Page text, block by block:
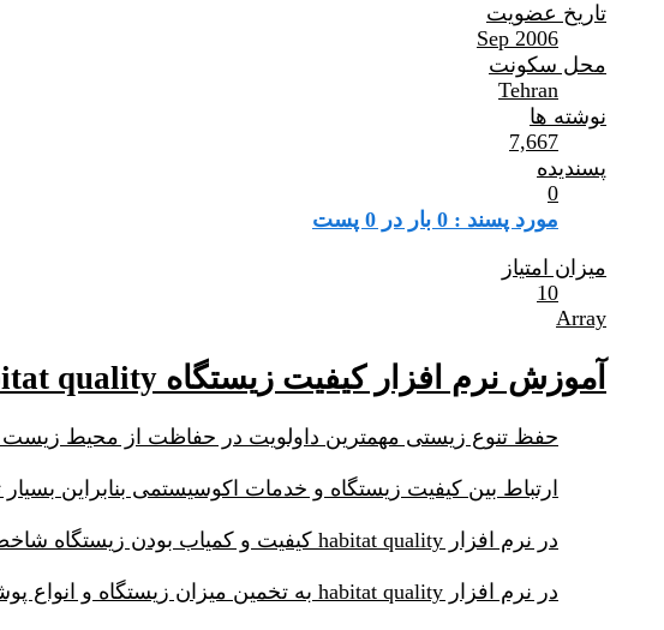
تاریخ عضویت
Sep 2006
محل سکونت
Tehran
نوشته ها
7,667
پسندیده
0
مورد پسند : 0 بار در 0 پست
میزان امتیاز
10
Array
آموزش نرم افزار کیفیت زیستگاه habitat quality
حفظ تنوع زیستی مهمترین داولویت در حفاظت از محیط
ارتباط بین کیفیت زیستگاه و خدمات اکوسیستمی بنابراین
در نرم افزار habitat quality کیفیت و کمیاب بودن زیستگاه شاخصهایی برای تنوع زیستی می باشد.
در نرم افزار habitat quality به تخمین میزان زیستگاه و انواع پوشش گیاه در سراسر منطقه مورد مطالعه پرداخته و میزان تخریب هر یک را مشخص می کنیم.